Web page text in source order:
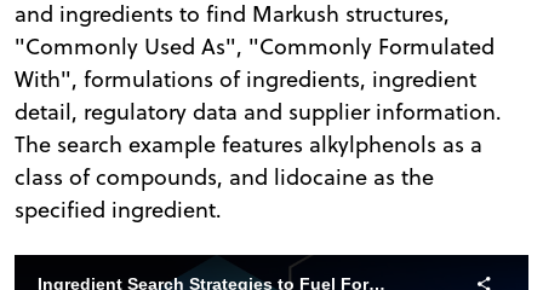
and ingredients to find Markush structures,
"Commonly Used As", "Commonly Formulated
With", formulations of ingredients, ingredient
detail, regulatory data and supplier information.
The search example features alkylphenols as a
class of compounds, and lidocaine as the
specified ingredient.
Ingredient Search Strategies to Fuel Formulations Search | CAS Formulus